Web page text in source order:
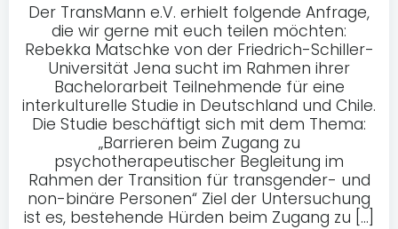
Der TransMann e.V. erhielt folgende Anfrage,
die wir gerne mit euch teilen möchten:
Rebekka Matschke von der Friedrich-Schiller-
Universität Jena sucht im Rahmen ihrer
Bachelorarbeit Teilnehmende für eine
interkulturelle Studie in Deutschland und Chile.
Die Studie beschäftigt sich mit dem Thema:
„Barrieren beim Zugang zu
psychotherapeutischer Begleitung im
Rahmen der Transition für transgender- und
non-binäre Personen“ Ziel der Untersuchung
ist es, bestehende Hürden beim Zugang zu […]